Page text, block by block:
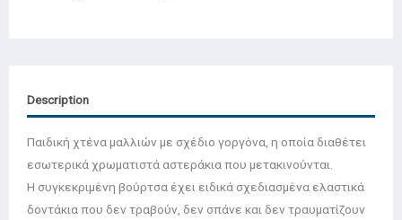
Description
Παιδική χτένα μαλλιών με σχέδιο γοργόνα, η οποία διαθέτει
εσωτερικά χρωματιστά αστεράκια που μετακινούνται.
Η συγκεκριμένη βούρτσα έχει ειδικά σχεδιασμένα ελαστικά
δοντάκια που δεν τραβούν, δεν σπάνε και δεν τραυματίζουν